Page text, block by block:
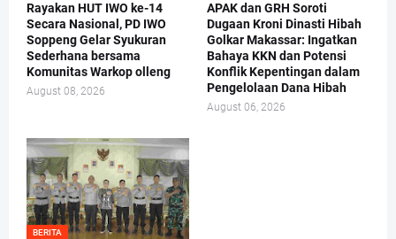
Rayakan HUT IWO ke-14
Secara Nasional, PD IWO
Soppeng Gelar Syukuran
Sederhana bersama
Komunitas Warkop olleng
August 08, 2026
APAK dan GRH Soroti
Dugaan Kroni Dinasti Hibah
Golkar Makassar: Ingatkan
Bahaya KKN dan Potensi
Konflik Kepentingan dalam
Pengelolaan Dana Hibah
August 06, 2026
BERITA